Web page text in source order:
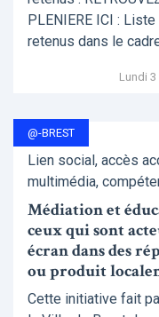
PLENIERE ICI :
retenus dans le
Lundi
@-BREST
Lien social, accès
multimédia,
Médiation et
ceux qui sont
écran dans des
ou produit
Cette initiative fait